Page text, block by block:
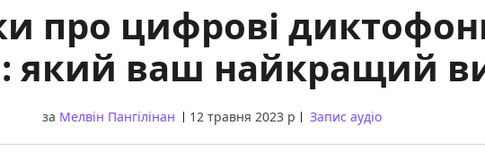
про цифрові
який ваш найкращий
за Мелвін Пангілінан 12 травня 2023 р Запис аудіо